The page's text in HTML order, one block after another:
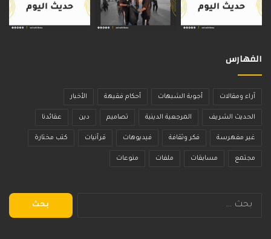
الفهارس
آراء ومقالات أجوبة الشبهات أحكام فقيهة الأخبار
الحديث الشريف المرجعية الدينية تصاميم دين عقائدنا
غير مفهرسة فكر وثقافة فيديوهات قرآنيات كتب مختارة
مجتمع مسابقات ملفات منوعات
البحث